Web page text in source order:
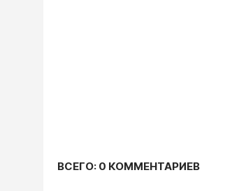
ВСЕГО: 0 КОММЕНТАРИЕВ